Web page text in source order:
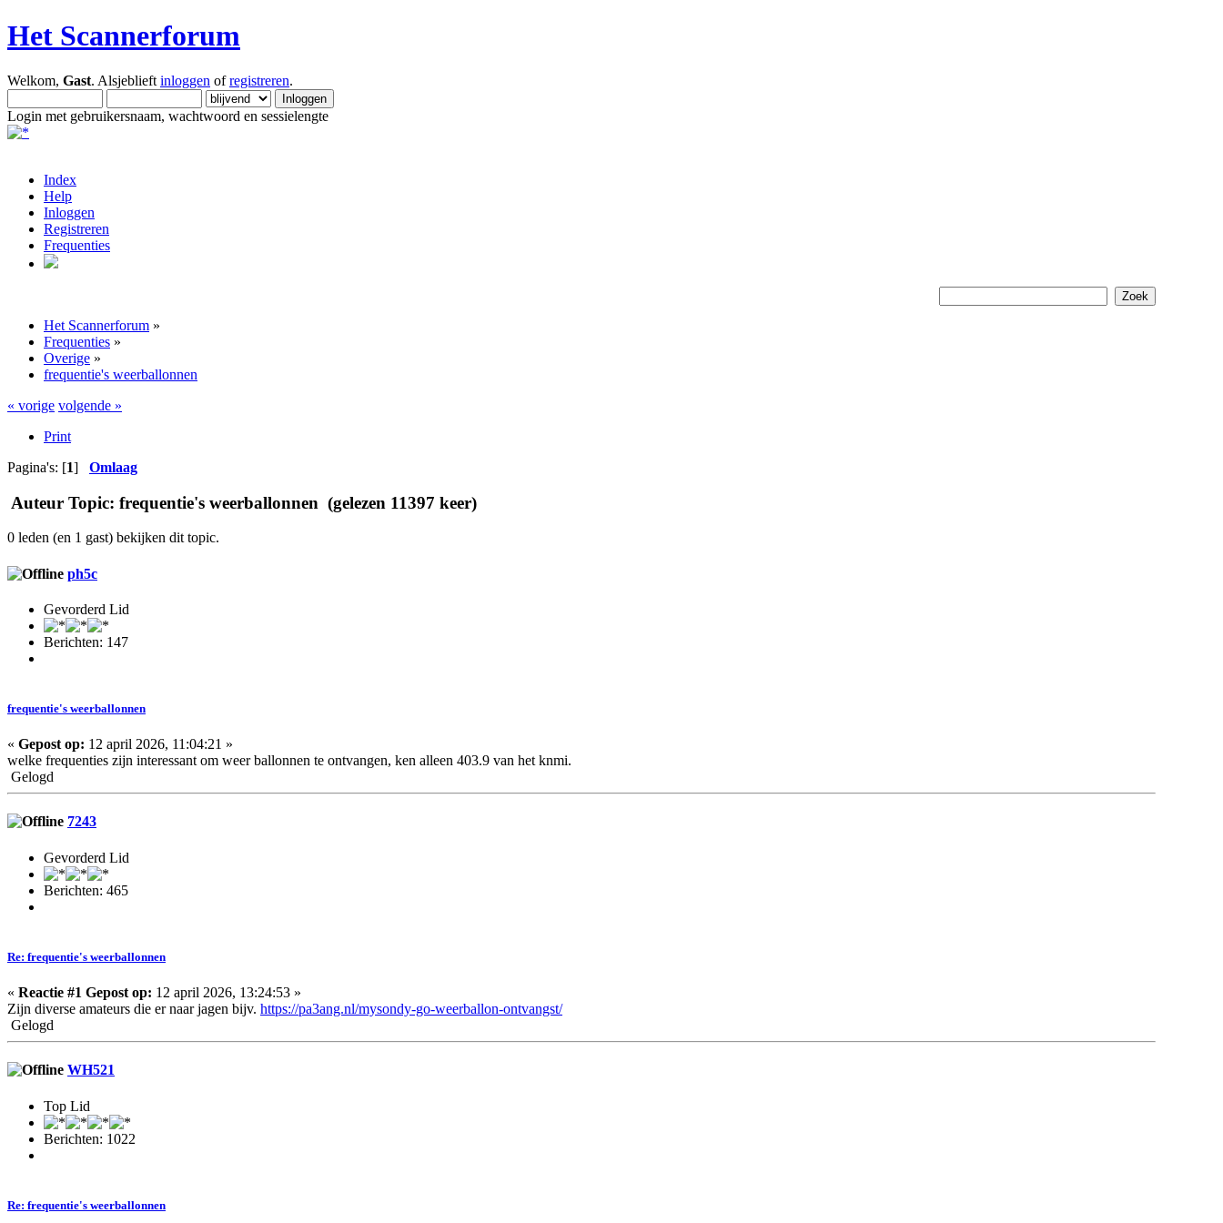
Het Scannerforum
Welkom, Gast. Alsjeblieft inloggen ofregistreren.
Login met gebruikersnaam, wachtwoord en sessielengte
Index
Help
Inloggen
Registreren
Frequenties
Het Scannerforum »
Frequenties »
Overige »
frequentie's weerballonnen
« vorige volgende »
Print
Pagina's: [1] Omlaag
Auteur Topic: frequentie's weerballonnen (gelezen 11397 keer)
0 leden (en 1 gast) bekijken dit topic.
ph5c
Gevorderd Lid
Berichten: 147
frequentie's weerballonnen
« Gepost op: 12 april 2026, 11:04:21 »
welke frequenties zijn interessant om weer ballonnen te ontvangen, ken alleen 403.9 van het knmi.
Gelogd
7243
Gevorderd Lid
Berichten: 465
Re: frequentie's weerballonnen
« Reactie #1 Gepost op: 12 april 2026, 13:24:53 »
Zijn diverse amateurs die er naar jagen bijv. https://pa3ang.nl/mysondy-go-weerballon-ontvangst/
Gelogd
WH521
Top Lid
Berichten: 1022
Re: frequentie's weerballonnen